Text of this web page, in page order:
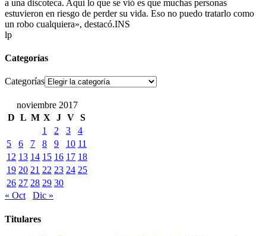
a una discoteca. Aquí lo que se vió es que muchas personas
estuvieron en riesgo de perder su vida. Eso no puedo tratarlo como
un robo cualquiera», destacó.INS
lp
Categorías
Categorías
noviembre 2017
D L M X J V S
1
2 3
4
5
6 7 8 9 10 11
12 13 14 15 16 17 18
19 20 21 22 23 24 25
26 27 28 29 30
« Oct
Dic »
Titulares